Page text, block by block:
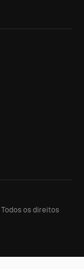
Todos os direitos